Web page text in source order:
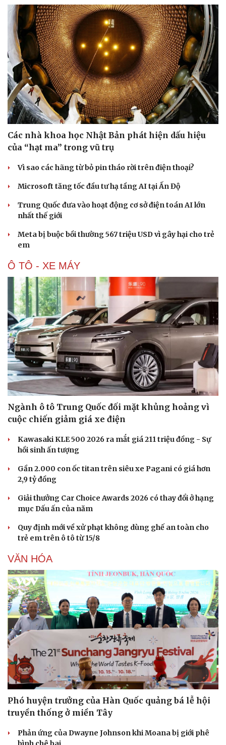
Doanh nghiệp
Doanh nghiệp 24h
Doanh nhân
Tin Công nghệ
Trải nghiệm
Chuyển đổi số
Sức khỏe
Dinh dưỡng - món ngon
Cây thuốc
Sản phụ khoa
Nhi khoa
Làm đẹp - giảm cân
Phòng mạch online
Đời sống
Nhà đẹp
Blog
Tình yêu - Gia đình
Các nhà khoa học Nhật Bản phát hiện dấu hiệu
của “hạt ma” trong vũ trụ
Vì sao các hãng từ bỏ pin tháo rời trên điện thoại?
Microsoft tăng tốc đầu tư hạ tầng AI tại Ấn Độ
Trung Quốc đưa vào hoạt động cơ sở điện toán AI lớn
nhất thế giới
Meta bị buộc bồi thường 567 triệu USD vì gây hại cho trẻ
em
Ô TÔ - XE MÁY
Ngành ô tô Trung Quốc đối mặt khủng hoảng vì
cuộc chiến giảm giá xe điện
Kawasaki KLE 500 2026 ra mắt giá 211 triệu đồng - Sự
hồi sinh ấn tượng
Gần 2.000 con ốc titan trên siêu xe Pagani có giá hơn
2,9 tỷ đồng
Giải thưởng Car Choice Awards 2026 có thay đổi ở hạng
mục Dấu ấn của năm
Quy định mới về xử phạt không dùng ghế an toàn cho
trẻ em trên ô tô từ 15/8
VĂN HÓA
Phó huyện trưởng của Hàn Quốc quảng bá lễ hội
truyền thống ở miền Tây
Phản ứng của Dwayne Johnson khi Moana bị giới phê